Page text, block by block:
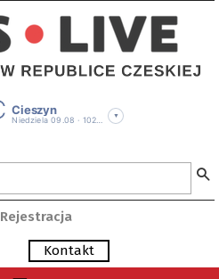
Rejestracja
Kontakt